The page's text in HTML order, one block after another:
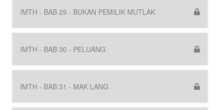
IMTH - BAB 29 - BUKAN PEMILIK MUTLAK
IMTH - BAB 30 - PELUANG
IMTH - BAB 31 - MAK LANG